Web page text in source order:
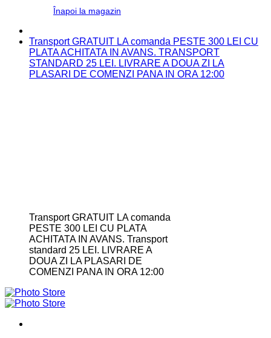
Înapoi la magazin
Transport GRATUIT LA comanda PESTE 300 LEI CU
PLATA ACHITATA IN AVANS. TRANSPORT
STANDARD 25 LEI. LIVRARE A DOUA ZI LA
PLASARI DE COMENZI PANA IN ORA 12:00
Transport GRATUIT LA comanda
PESTE 300 LEI CU PLATA
ACHITATA IN AVANS. Transport
standard 25 LEI. LIVRARE A
DOUA ZI LA PLASARI DE
COMENZI PANA IN ORA 12:00